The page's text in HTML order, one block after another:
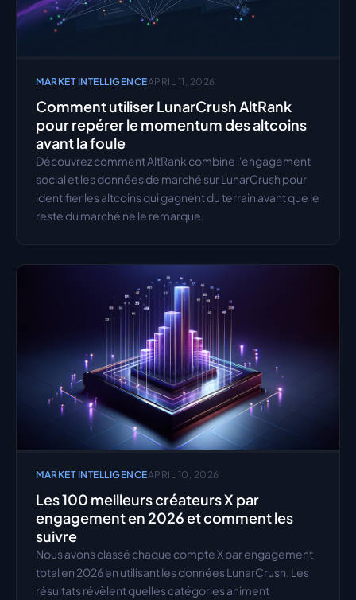
MARKET INTELLIGENCEAPRIL 11, 2026
Comment utiliser LunarCrush AltRank
pour repérer le momentum des altcoins
avant la foule
Découvrez comment AltRank combine l'engagement
social et les données de marché sur LunarCrush pour
identifier les altcoins qui gagnent du terrain avant que le
reste du marché ne le remarque.
MARKET INTELLIGENCEAPRIL 10, 2026
Les 100 meilleurs créateurs X par
engagement en 2026 et comment les
suivre
Nous avons classé chaque compte X par engagement
total en 2026 en utilisant les données LunarCrush. Les
résultats révèlent quelles catégories animent